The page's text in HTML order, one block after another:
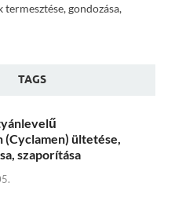
gondozása,
TAGS
(Cyclamen) ültetése,
szaporítása